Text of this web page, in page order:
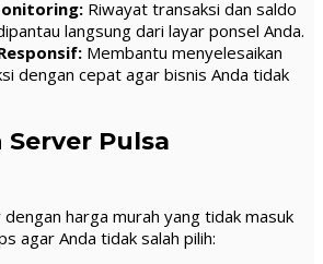
Riwayat transaksi dan saldo
langsung dari layar ponsel Anda.
Membantu menyelesaikan
dengan cepat agar bisnis Anda tidak
Pulsa
harga murah yang tidak masuk
agar Anda tidak salah pilih: